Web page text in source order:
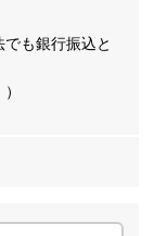
も銀行振込と